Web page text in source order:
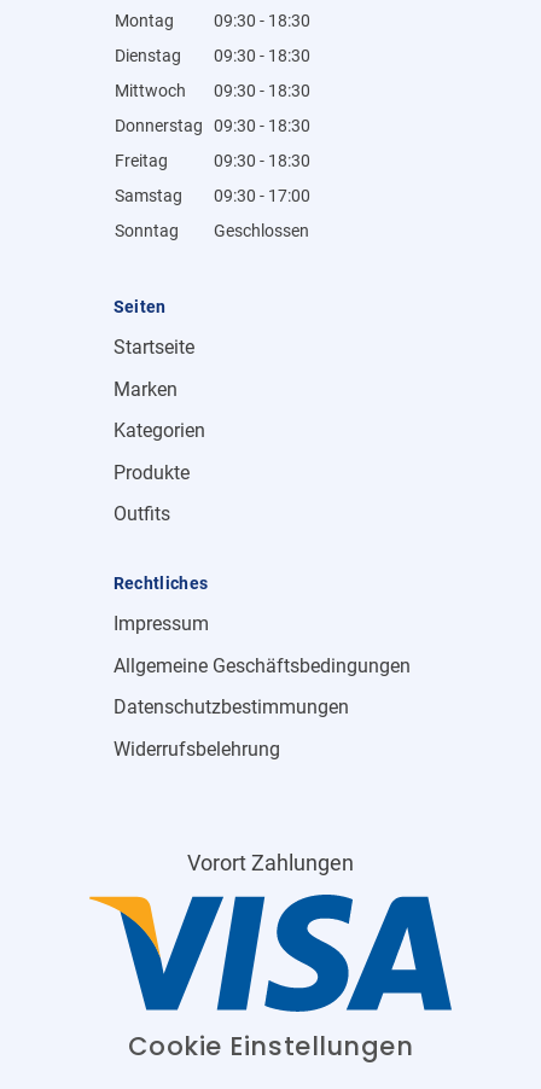
Montag
09:30 - 18:30
Dienstag
09:30 - 18:30
Mittwoch
09:30 - 18:30
Donnerstag
09:30 - 18:30
Freitag
09:30 - 18:30
Samstag
09:30 - 17:00
Sonntag
Geschlossen
Seiten
Startseite
Marken
Kategorien
Produkte
Outfits
Rechtliches
Impressum
Allgemeine Geschäftsbedingungen
Datenschutzbestimmungen
Widerrufsbelehrung
Vorort Zahlungen
Cookie Einstellungen